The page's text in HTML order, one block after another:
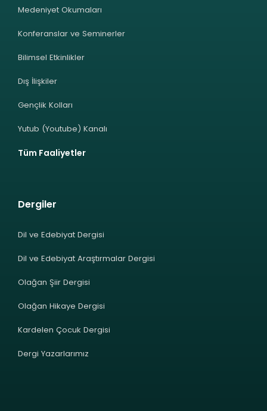
Medeniyet Okumaları
Konferanslar ve Seminerler
Bilimsel Etkinlikler
Dış İlişkiler
Gençlik Kolları
Yutub (Youtube) Kanalı
Tüm Faaliyetler
Dergiler
Dil ve Edebiyat Dergisi
Dil ve Edebiyat Araştırmalar Dergisi
Olağan Şiir Dergisi
Olağan Hikaye Dergisi
Kardelen Çocuk Dergisi
Dergi Yazarlarımız